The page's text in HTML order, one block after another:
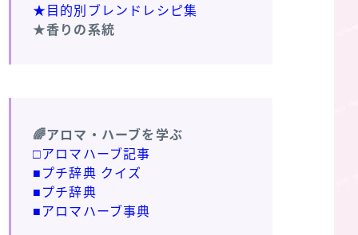
★目的別ブレンドレシピ集
★香りの系統
🌈アロマ・ハーブを学ぶ
□アロマハーブ記事
■プチ辞典 クイズ
■プチ辞典
■アロマハーブ事典